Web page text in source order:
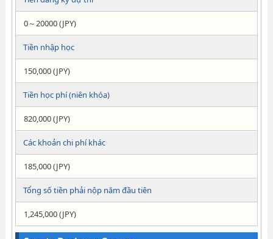
0～20000 (JPY)
Tiền nhập học
150,000 (JPY)
Tiền học phí (niên khóa)
820,000 (JPY)
Các khoản chi phí khác
185,000 (JPY)
Tổng số tiền phải nộp năm đầu tiên
1,245,000 (JPY)